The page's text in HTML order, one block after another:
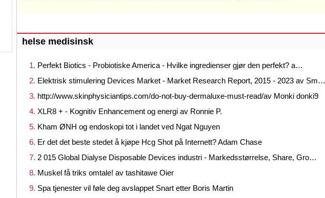
helse medisinsk
Perfekt Biotics - Probiotiske America - Hvilke ingredienser gjør den perfekt? a…
Elektrisk stimulering Devices Market - Market Research Report, 2015 - 2023 av Sm…
http://www.skinphysiciantips.com/do-not-buy-dermaluxe-must-read/av Monki donki9
XLR8 + - Kognitiv Enhancement og energi av Ronnie P.
Kham ØNH og endoskopi tot i landet ved Ngat Nguyen
Er det det beste stedet å kjøpe Hcg Shot på Internett? Adam Chase
2 015 Global Dialyse Disposable Devices industri - Markedsstørrelse, Share, Gro…
Muskel få triks omtale! av tashitawe Oier
Spa tjenester vil føle deg avslappet Snart etter Boris Martin